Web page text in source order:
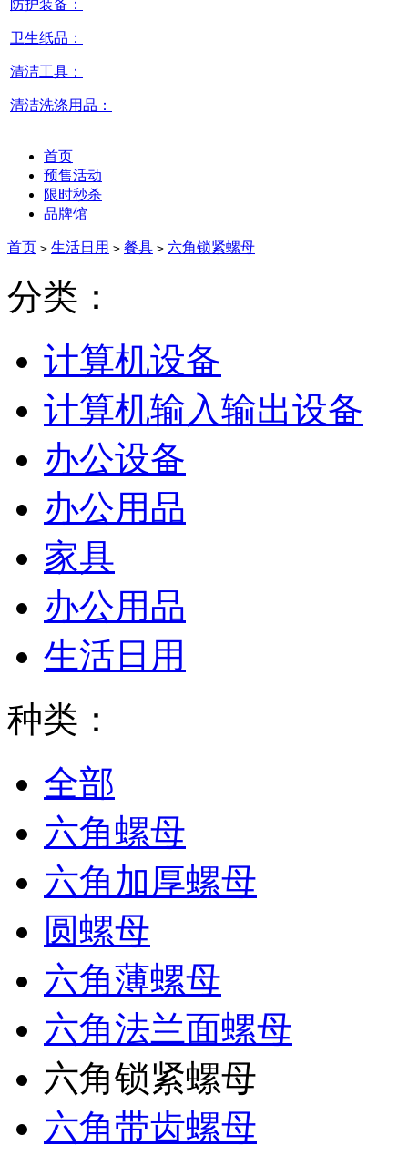
防护装备：
卫生纸品：
清洁工具：
清洁洗涤用品：
首页
预售活动
限时秒杀
品牌馆
首页 > 生活日用 > 餐具 > 六角锁紧螺母
分类：
计算机设备
计算机输入输出设备
办公设备
办公用品
家具
办公用品
生活日用
种类：
全部
六角螺母
六角加厚螺母
圆螺母
六角薄螺母
六角法兰面螺母
六角锁紧螺母
六角带齿螺母